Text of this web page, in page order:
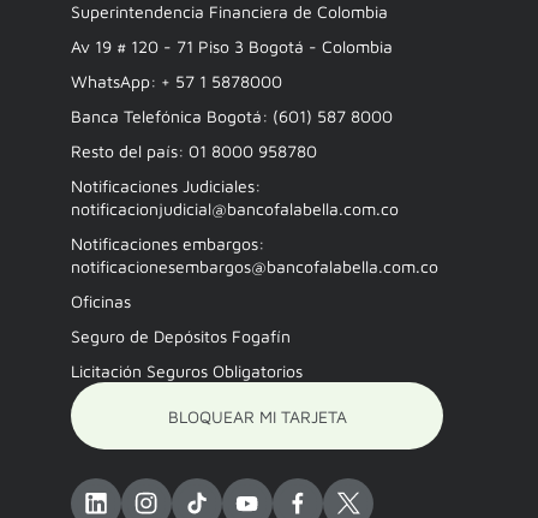
Superintendencia Financiera de Colombia
Av 19 # 120 - 71 Piso 3 Bogotá - Colombia
WhatsApp: + 57 1 5878000
Banca Telefónica Bogotá: (601) 587 8000
Resto del país: 01 8000 958780
Notificaciones Judiciales:
notificacionjudicial@bancofalabella.com.co
Notificaciones embargos:
notificacionesembargos@bancofalabella.com.co
Oficinas
Seguro de Depósitos Fogafín
Licitación Seguros Obligatorios
BLOQUEAR MI TARJETA